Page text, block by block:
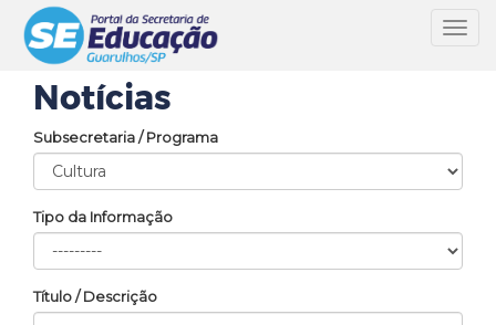
Notícias
Subsecretaria / Programa
Tipo da Informação
Título / Descrição